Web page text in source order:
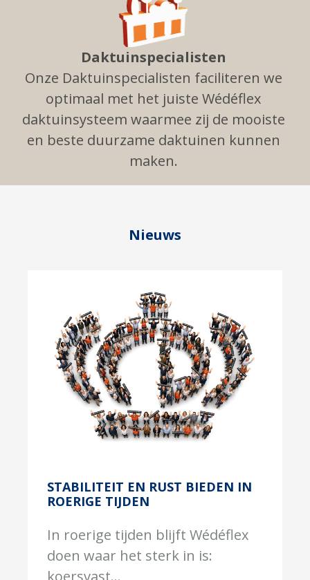
Daktuinspecialisten
Onze Daktuinspecialisten faciliteren we
optimaal met het juiste Wédéflex
daktuinsysteem waarmee zij de mooiste
en beste duurzame daktuinen kunnen
maken.
Nieuws
STABILITEIT EN RUST BIEDEN IN
ROERIGE TIJDEN
In roerige tijden blijft Wédéflex
doen waar het sterk in is:
koersvast...